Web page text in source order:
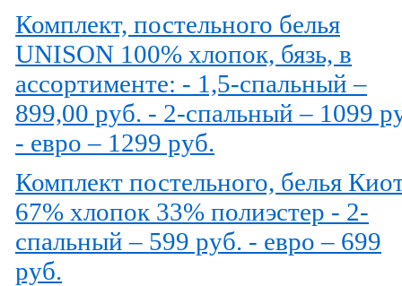
Комплект, постельного белья
UNISON 100% хлопок, бязь, в
ассортименте: - 1,5-спальный –
899,00 руб. - 2-спальный – 1099
- евро – 1299 руб.
Комплект постельного, белья
67% хлопок 33% полиэстер - 2-
спальный – 599 руб. - евро – 699
руб.